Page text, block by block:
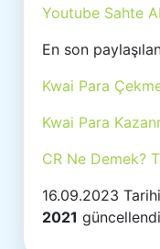
Youtube Sahte
En son
Kwai Para
Kwai Para
CR Ne Demek?
16.09.2023
2021